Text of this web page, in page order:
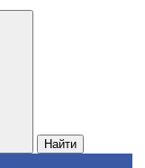
Найти